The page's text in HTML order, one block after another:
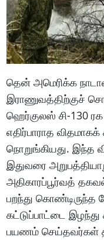
தென் அமெரிக்க
இராணுவத்திற்குச்
ஹெர்குலஸ் சி-130
எதிர்பாராத விதமாகக்
நொறுங்கியது. இந்த
இதுவரை
அதிகாரப்பூர்வத்
பறந்து
கட்டுப்பாட்டை இழந்து
பயணம் செய்தவர்கள்